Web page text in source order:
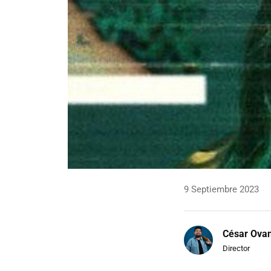
9 Septiembre 2023
César
Director